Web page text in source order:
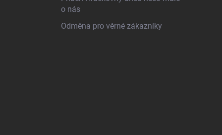
o nás
Odměna pro věrné zákazníky